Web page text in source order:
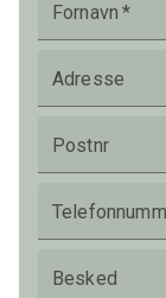
Fornavn *
Adresse
Postnr
Besked